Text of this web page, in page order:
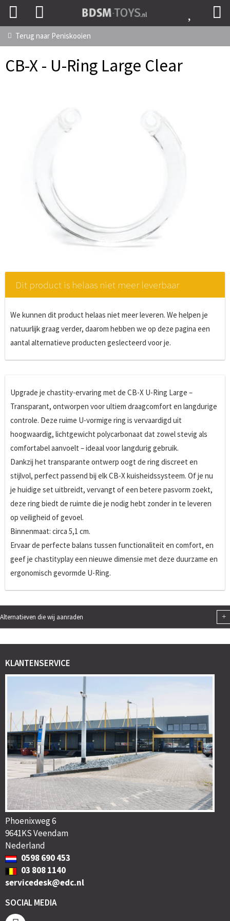
Terug naar Peniskooien
CB-X - U-Ring Large Clear
Dit product is helaas niet meer leverbaar
We kunnen dit product helaas niet meer leveren. We helpen je
natuurlijk graag verder, daarom hebben we op deze pagina een
aantal alternatieve producten geslecteerd voor je.
Upgrade je chastity-ervaring met de CB-X U-Ring Large –
Transparant, ontworpen voor ultiem draagcomfort en langdurige
controle. Deze ruime U-vormige ring is vervaardigd uit
hoogwaardig, lichtgewicht polycarbonaat dat zowel stevig als
comfortabel aanvoelt – ideaal voor langdurig gebruik.
Dankzij het transparante ontwerp oogt de ring discreet en
stijlvol, perfect passend bij elk CB-X kuisheidssysteem. Of je nu
je huidige set uitbreidt, vervangt of een betere pasvorm zoekt,
deze ring biedt de ruimte die je nodig hebt zonder in te leveren
op veiligheid of gevoel.
Binnenmaat: circa 5,1 cm.
Ervaar de perfecte balans tussen functionaliteit en comfort, en
geef je chastityplay een nieuwe dimensie met deze duurzame en
ergonomisch gevormde U-Ring.
Alternatieven die wij aanraden +
KLANTENSERVICE
Phoenixweg 6
9641KS Veendam
Nederland
0598 690 453
03 808 1140
servicedesk@edc.nl
SOCIAL MEDIA